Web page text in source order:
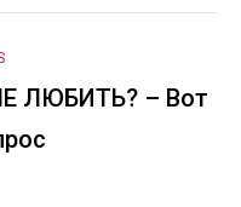
ЛЮБИТЬ? – Вот